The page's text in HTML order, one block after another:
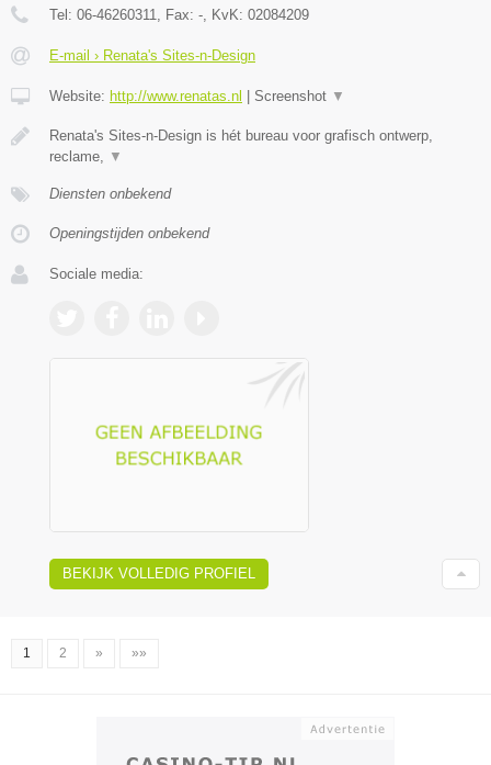
Tel: 06-46260311, Fax: -, KvK: 02084209
E-mail › Renata's Sites-n-Design
Website: http://www.renatas.nl Screenshot ▼
Renata's Sites-n-Design is hét bureau voor grafisch ontwerp,
reclame, ▼
Diensten onbekend
Openingstijden onbekend
Sociale media:
BEKIJK VOLLEDIG PROFIEL
1 2 » »»